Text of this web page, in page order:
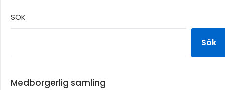
SÖK
Sök
Medborgerlig samling